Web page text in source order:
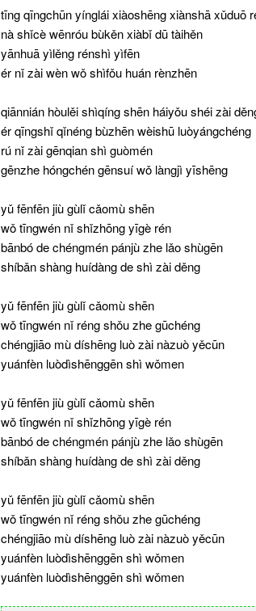
tīng qīngchūn yínglái xiàoshēng xiànshā xǔduō
nà shǐcè wēnróu bùkěn xiàbǐ dū tàihěn
yānhuā yìlěng rénshì yìfēn
ér nǐ zài wèn wǒ shìfǒu huán rènzhēn
qiānnián hòulěi shìqíng shēn háiyǒu shéi zài
ér qīngshǐ qǐnéng bùzhēn wèishū luòyángchéng
rú nǐ zài gēnqian shì guòmén
gēnzhe hóngchén gēnsuí wǒ làngjì yīshēng
yǔ fēnfēn jiù gùlǐ cǎomù shēn
wǒ tīngwén nǐ shǐzhōng yīgè rén
bānbó de chéngmén pánjù zhe lǎo shùgēn
shíbǎn shàng huídàng de shì zài děng
yǔ fēnfēn jiù gùlǐ cǎomù shēn
wǒ tīngwén nǐ réng shǒu zhe gūchéng
chéngjiāo mù díshēng luò zài nàzuò yěcūn
yuánfèn luòdìshēnggēn shì wǒmen
yǔ fēnfēn jiù gùlǐ cǎomù shēn
wǒ tīngwén nǐ shǐzhōng yīgè rén
bānbó de chéngmén pánjù zhe lǎo shùgēn
shíbǎn shàng huídàng de shì zài děng
yǔ fēnfēn jiù gùlǐ cǎomù shēn
wǒ tīngwén nǐ réng shǒu zhe gūchéng
chéngjiāo mù díshēng luò zài nàzuò yěcūn
yuánfèn luòdìshēnggēn shì wǒmen
yuánfèn luòdìshēnggēn shì wǒmen